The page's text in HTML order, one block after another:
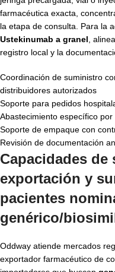
farmacéutica exacta,
la etapa de consulta. Para la
Ustekinumab a granel ,
registro local y la
Coordinación de suministro
distribuidores autorizados
Soporte para pedidos
Abastecimiento específico
Soporte de empaque con
Revisión de documentación
Capacidades
exportación y
pacientes
genérico/
Oddway atiende mercados
exportador farmacéutico de